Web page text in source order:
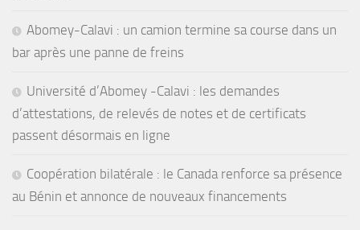
Abomey-Calavi : un camion termine sa course dans un
bar après une panne de freins
Université d’Abomey -Calavi : les demandes
d’attestations, de relevés de notes et de certificats
passent désormais en ligne
Coopération bilatérale : le Canada renforce sa présence
au Bénin et annonce de nouveaux financements